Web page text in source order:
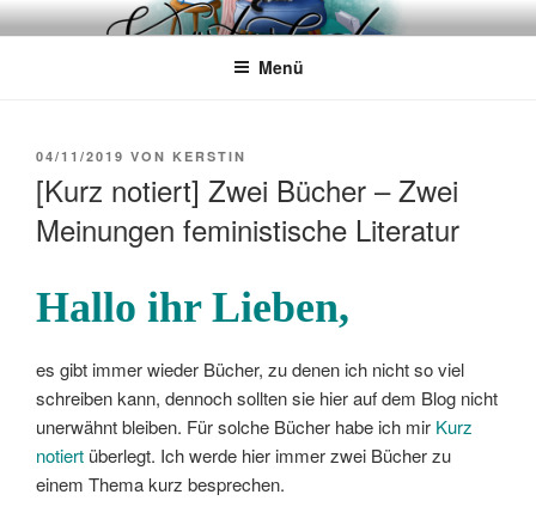
Zum
InhaltWÖRTERKATZE
Von Büchern erzählen
Menü
VERÖFFENTLICHT
04/11/2019 VON KERSTIN
[Kurz notiert] Zwei Bücher – Zwei
Meinungen feministische Literatur
Hallo ihr Lieben,
es gibt immer wieder Bücher, zu denen ich nicht so viel
schreiben kann, dennoch sollten sie hier auf dem Blog nicht
unerwähnt bleiben. Für solche Bücher habe ich mir Kurz
notiert überlegt. Ich werde hier immer zwei Bücher zu
einem Thema kurz besprechen.